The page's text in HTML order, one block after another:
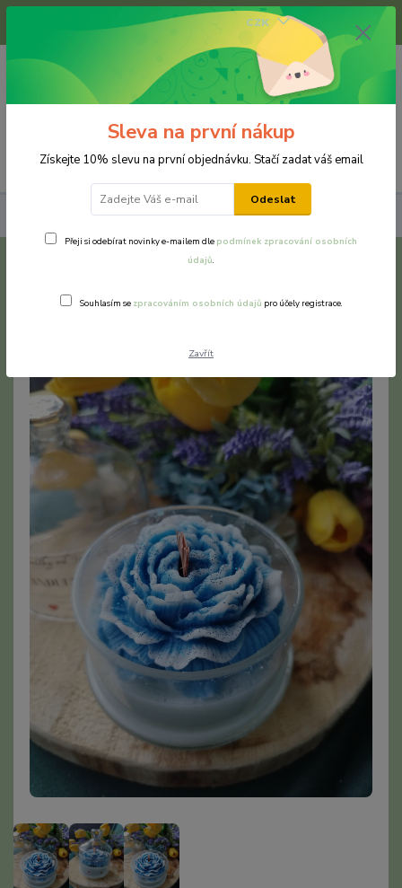
Menu
CZK
(Po-Pá, 8-16 hod.)
0 Kč
Levandule z Orientu
Sleva na první nákup
Získejte 10% slevu na první objednávku. Stačí zadat váš email
Odeslat
Přeji si odebírat novinky e-mailem dle podmínek zpracování osobních
údajů.
Souhlasím se zpracováním osobních údajů pro účely registrace.
Zavřít